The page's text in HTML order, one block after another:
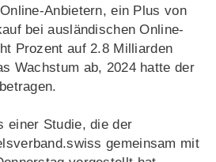
Anbietern, ein Plus von
bei ausländischen Online-
Prozent auf 2.8 Milliarden
Wachstum ab, 2024 hatte der
einer Studie, die der
gemeinsam mit